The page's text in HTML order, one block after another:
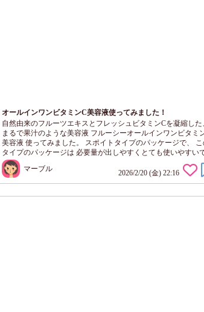
オールインワンビタミンC美容液使ってみました！
自然由来のフルーツエキスとフレッシュビタミンCを凝縮した
まるで果汁のような美容液 フルーシーオールインワンビタミ
美容液 使ってみました。 スポイトタイプのパッケージで、
タイプのパッケージは 必要量が出しやすくとても使いやすい
す。 手のひらに出してみると とろみのあるテクスチャーで、
肌にのせると スーッとなじんでいきます。 なじんだ後は、し
とりするのに ベタつきはありません。 朝の洗顔後も使いやす
マーブル 2026/2/20 (金) 22:16